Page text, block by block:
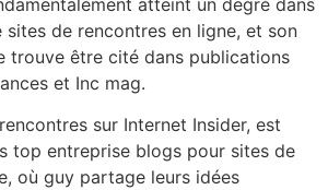
sites de rencontres en ligne, et son
trouve être cité dans publications
et Inc mag.
sur Internet Insider, est
top entreprise blogs pour sites de
où guy partage leurs idées